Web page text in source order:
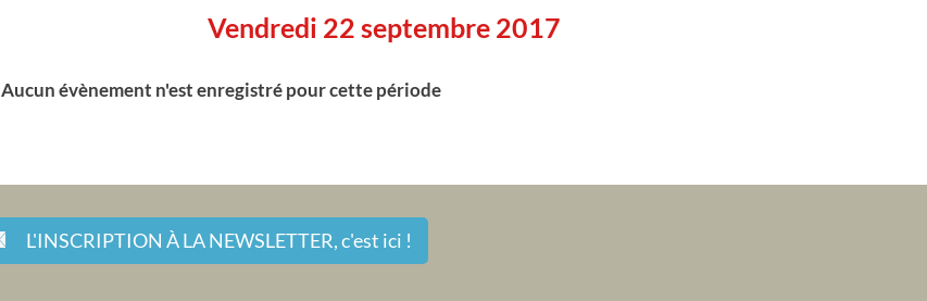
Vendredi 22 septembre 2017
Aucun évènement n'est enregistré pour cette période
L'INSCRIPTION À LA NEWSLETTER,c'est ici !